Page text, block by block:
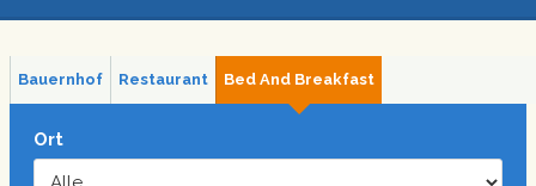
Bauernhof Restaurant Bed And Breakfast
Ort